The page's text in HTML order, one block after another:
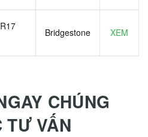
Bridgestone XEM
CHÚNG
VẤN